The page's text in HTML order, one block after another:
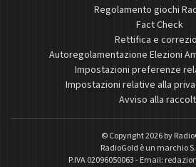
Regolamento giochi
Fact Check
Rettifica e
Autoregolamentazione Elezioni
Impostazioni preferenze
Impostazioni relative alla
Avviso alla
© Copyright 2026 by
RadioGold è un marchio
P.IVA 02096050063 - Email: